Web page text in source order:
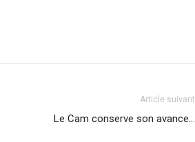
Article suivant
Le Cam conserve son avance…